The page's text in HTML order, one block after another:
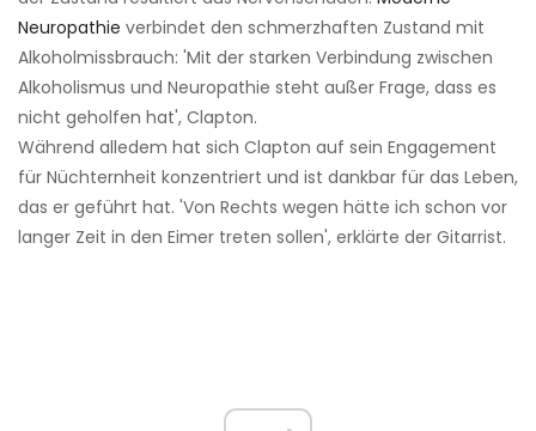
Neuropathie verbindet den schmerzhaften Zustand mit
Alkoholmissbrauch: 'Mit der starken Verbindung zwischen
Alkoholismus und Neuropathie steht außer Frage, dass es
nicht geholfen hat', Clapton.
Während alledem hat sich Clapton auf sein Engagement
für Nüchternheit konzentriert und ist dankbar für das Leben,
das er geführt hat. 'Von Rechts wegen hätte ich schon vor
langer Zeit in den Eimer treten sollen', erklärte der Gitarrist.